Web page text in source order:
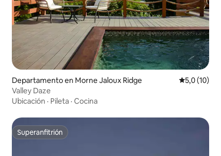
Departamento en Morne Jaloux Ridge Calificación
5,0 (10)
Valley Daze
Ubicación · Pileta · Cocina
Superanfitrión
Superanfitrión